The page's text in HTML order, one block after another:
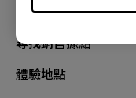
尋找銷售據點
體驗地點